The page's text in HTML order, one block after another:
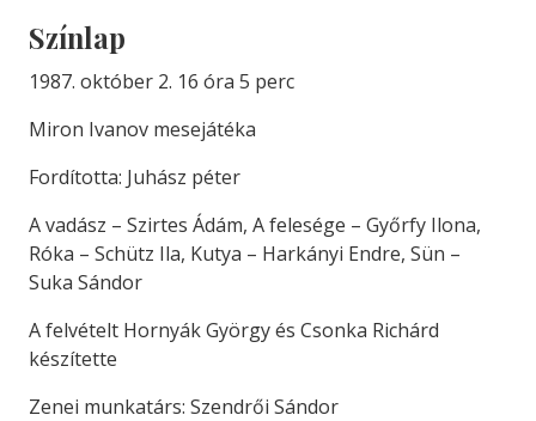
Színlap
1987. október 2. 16 óra 5 perc
Miron Ivanov mesejátéka
Fordította: Juhász péter
A vadász – Szirtes Ádám, A felesége – Győrfy Ilona,
Róka – Schütz Ila, Kutya – Harkányi Endre, Sün –
Suka Sándor
A felvételt Hornyák György és Csonka Richárd
készítette
Zenei munkatárs: Szendrői Sándor